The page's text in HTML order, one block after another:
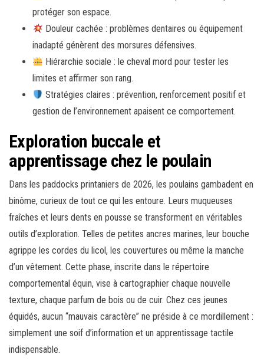
protéger son espace.
Douleur cachée : problèmes dentaires ou équipement
inadapté génèrent des morsures défensives.
Hiérarchie sociale : le cheval mord pour tester les
limites et affirmer son rang.
Stratégies claires : prévention, renforcement positif et
gestion de l’environnement apaisent ce comportement.
Exploration buccale et
apprentissage chez le poulain
Dans les paddocks printaniers de 2026, les poulains gambadent en
binôme, curieux de tout ce qui les entoure. Leurs muqueuses
fraîches et leurs dents en pousse se transforment en véritables
outils d’exploration. Telles de petites ancres marines, leur bouche
agrippe les cordes du licol, les couvertures ou même la manche
d’un vêtement. Cette phase, inscrite dans le répertoire
comportemental équin, vise à cartographier chaque nouvelle
texture, chaque parfum de bois ou de cuir. Chez ces jeunes
équidés, aucun “mauvais caractère” ne préside à ce mordillement :
simplement une soif d’information et un apprentissage tactile
indispensable.